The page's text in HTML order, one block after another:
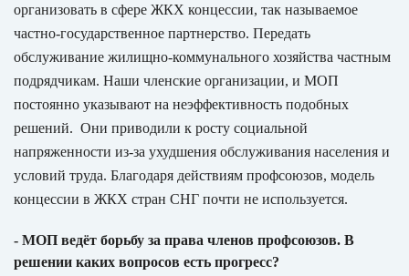
организовать в сфере ЖКХ концессии, так называемое
частно-государственное партнерство. Передать
обслуживание жилищно-коммунального хозяйства частным
подрядчикам. Наши членские организации, и МОП
постоянно указывают на неэффективность подобных
решений. Они приводили к росту социальной
напряженности из-за ухудшения обслуживания населения и
условий труда. Благодаря действиям профсоюзов, модель
концессии в ЖКХ стран СНГ почти не используется.
- МОП ведёт борьбу за права членов профсоюзов. В
решении каких вопросов есть прогресс?